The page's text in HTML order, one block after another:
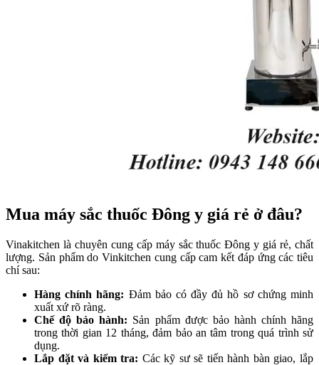
Mua máy sắc thuốc Đông y giá rẻ ở đâu?
Vinakitchen là chuyên cung cấp máy sắc thuốc Đông y giá rẻ, chất
lượng. Sản phẩm do Vinkitchen cung cấp cam kết đáp ứng các tiêu
chí sau:
Hàng chính hãng: Đảm bảo có đầy đủ hồ sơ chứng minh
xuất xứ rõ ràng.
Chế độ bảo hành: Sản phẩm được bảo hành chính hãng
trong thời gian 12 tháng, đảm bảo an tâm trong quá trình sử
dụng.
Lắp đặt và kiểm tra: Các kỹ sư sẽ tiến hành bàn giao, lắp